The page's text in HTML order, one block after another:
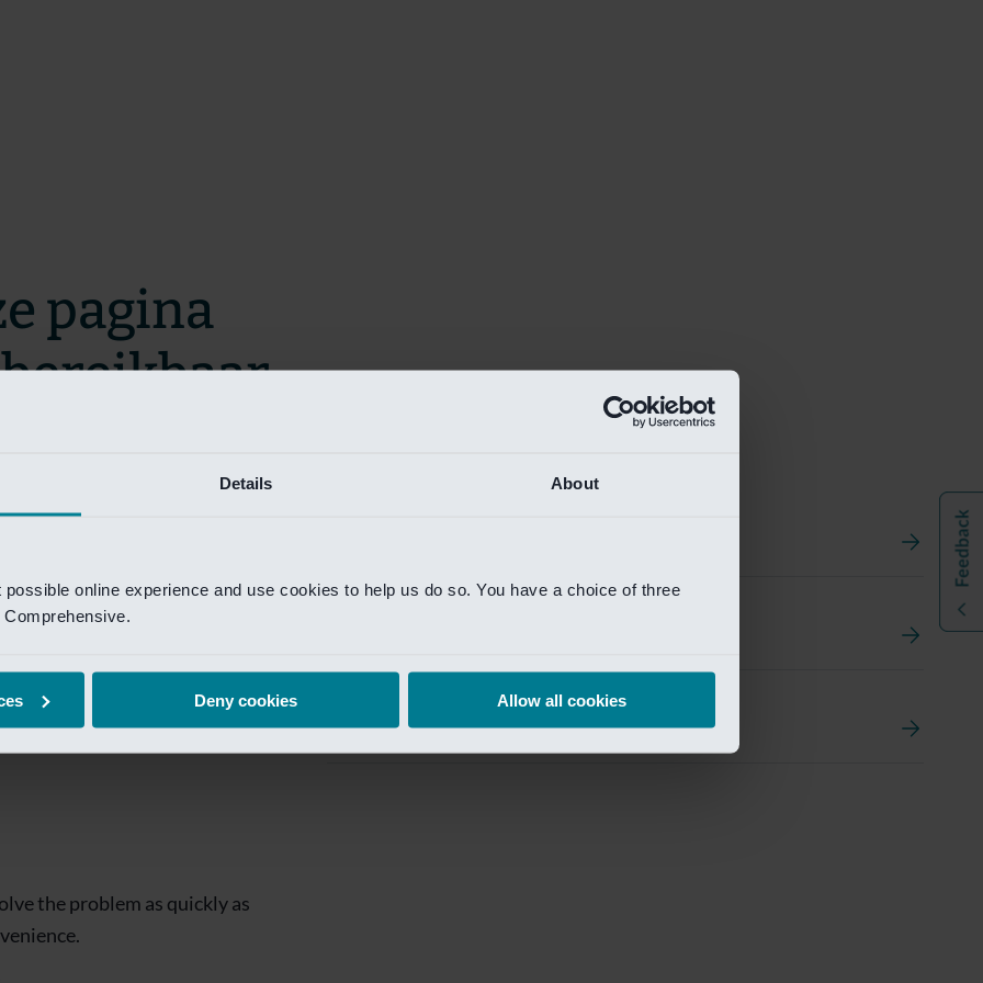
Details About
online experience and use cookies to help us do so. You have a choice of three
Deny cookies Allow all cookies
Van Lanschot Kempen Research
pagina
zo snel mogelijk te verhelpen.
te krijgen.
is
the problem as quickly as